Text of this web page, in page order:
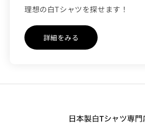
理想の白Tシャツを探せます！
詳細をみる